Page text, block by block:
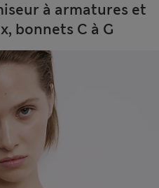
à armatures et
bonnets C à G